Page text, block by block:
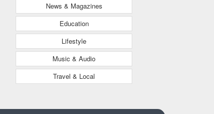
News & Magazines
Education
Lifestyle
Music & Audio
Travel & Local